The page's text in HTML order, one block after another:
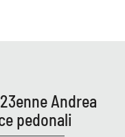
Andrea
pedonali